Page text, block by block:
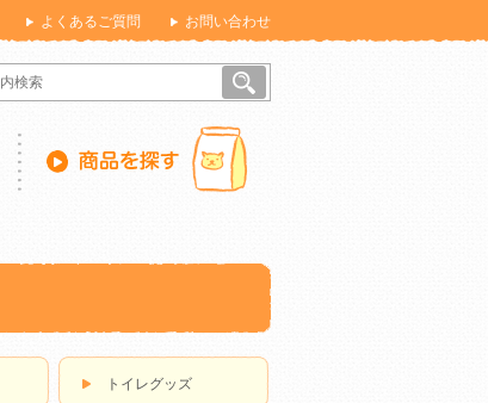
よくあるご質問 お問い合わせ
トイレグッズ